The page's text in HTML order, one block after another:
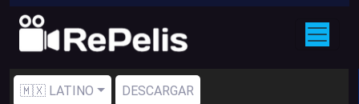
🇲🇽 LATINO DESCARGAR